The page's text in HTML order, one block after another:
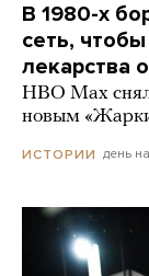
В 1980-х
сеть,
лекарства
HBO Max
новым
ИСТОРИИ день